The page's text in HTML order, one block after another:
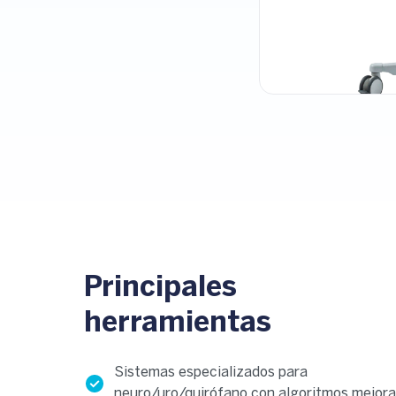
Principales
herramientas
Sistemas especializados para